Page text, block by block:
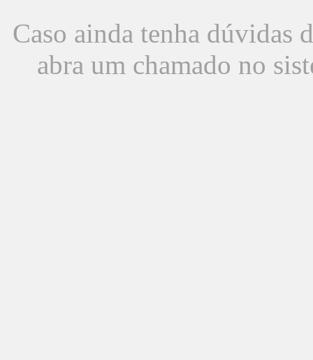
Caso ainda tenha dúvidas
abra um chamado no